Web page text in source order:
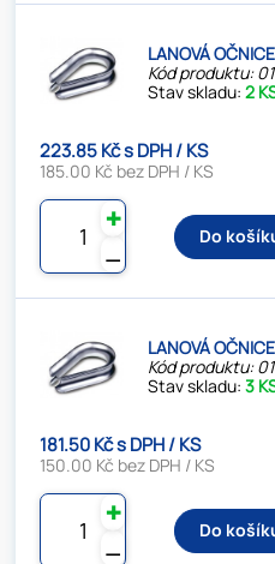
LANOVÁ
Kód produktu:
Stav skladu:2
223.85 Kč s DPH / KS
185.00 Kč bez DPH / KS
⚊
✚
Do
LANOVÁ
Kód produktu:
Stav skladu:3
181.50 Kč s DPH / KS
150.00 Kč bez DPH / KS
⚊
✚
Do